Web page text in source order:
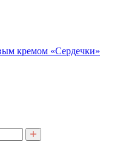
кремом «Сердечки»